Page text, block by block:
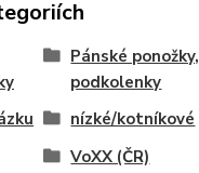
Pánské ponožky,
podkolenky
nízké/kotníkové
VoXX (ČR)